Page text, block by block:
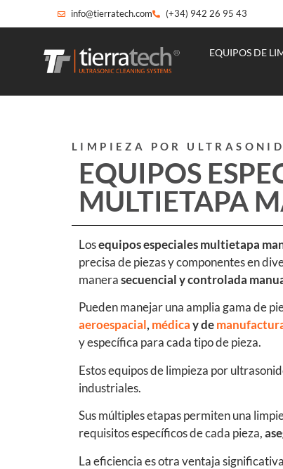
info@tierratech.com (+34) 942 26 95 43
EQUIPOS DE
LIMPIEZA POR
EQUIPOS
MULTIETAPA
Losequipos especiales multietapa
precisa de piezas y componentes en
manerasecuencial y controlada
Pueden manejar una amplia gama de
aeroespacial,médicay de
y específica para cada tipo de pieza.
Estos equipos de limpieza por
industriales.
Sus múltiples etapas permiten una
requisitos específicos de cada pieza,
La eficiencia es otra ventaja